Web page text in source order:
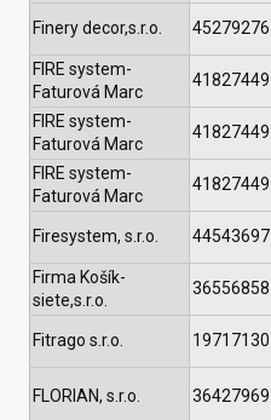
Finery decor,s.r.o. 45279276
FIRE system-
Faturová Marc
41827449
FIRE system-
Faturová Marc
41827449
FIRE system-
Faturová Marc
41827449
Firesystem, s.r.o. 44543697
Firma Košík-
siete,s.r.o.
36556858
Fitrago s.r.o. 19717130
FLORIAN, s.r.o. 36427969